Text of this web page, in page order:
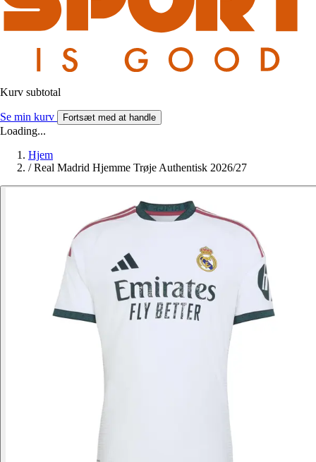
Kurv subtotal
Se min kurv Fortsæt med at handle
Loading...
Hjem
/ Real Madrid Hjemme Trøje Authentisk 2026/27